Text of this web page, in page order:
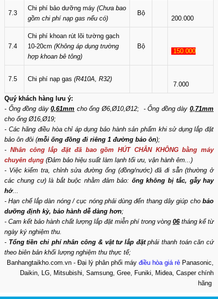
7.3
Chi phí bảo dưỡng máy (Chưa bao
gồm chi phí nạp gas nếu có)
Bộ
200.000
7.4
Chi phí khoan rút lõi tường gạch
10-20cm (Không áp dụng trường
hợp khoan bê tông)
Bộ
150.000
7.5 Chi phí nạp gas (R410A, R32)
7.000
Quý khách hàng lưu ý:
- Ống đồng dày0,61mm cho ống Ø6,Ø10,Ø12; - Ống đồng dày0,71mm
cho ống Ø16,Ø19;
- Các hãng điều hòa chỉ áp dụng bảo hành sản phẩm khi sử dụng lắp đặt
bảo ôn đôi (mỗi ống đồng đi riêng 1 đường bảo ôn);
- Nhân công lắp đặt đã bao gồm HÚT CHÂN KHÔNG bằng máy
chuyên dụng (Đảm bảo hiệu suất làm lạnh tối ưu, vận hành êm...)
- Việc kiểm tra, chỉnh sửa đường ống (đồng/nước) đã đi sẵn (thường ở
các chung cư) là bắt buộc nhằm đảm bảo: ống không bị tắc, gẫy hay
hở...
- Hạn chế lắp dàn nóng / cục nóng phải dùng đến thang dây giúp chobảo
dưỡng định kỳ, bảo hành dễ dàng hơn;
- Cam kết bảo hành chất lượng lắp đặt miễn phí trong vòng 06tháng kể từ
ngày ký nghiệm thu.
- Tổng tiền chi phí nhân công & vật tư lắp đặtphải thanh toán căn cứ
theo biên bản khối lượng nghiệm thu thực tế;
Banhangtaikho.com.vn - Đại lý phân phối máy điều hòa giá rẻ Panasonic,
Daikin, LG, Mitsubishi, Samsung, Gree, Funiki, Midea, Casper chính
hãng